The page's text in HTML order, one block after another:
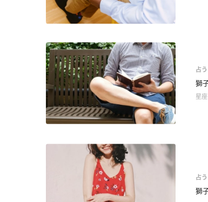
占う
獅
星
占う
獅